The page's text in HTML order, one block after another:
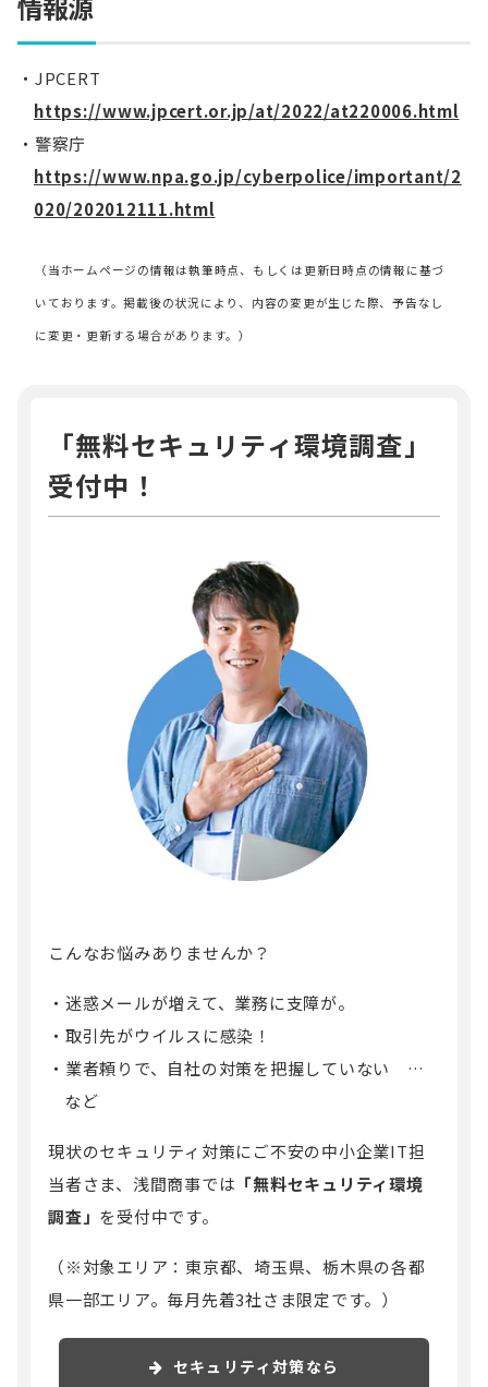
JPCERT
https://www.jpcert.or.jp/at/2022/at220006.html
警察庁
https://www.npa.go.jp/cyberpolice/important/2
020/202012111.html
（当ホームページの情報は執筆時点、もしくは更新日時点の情報に基づ
いております。掲載後の状況により、内容の変更が生じた際、予告なし
に変更・更新する場合があります。）
「無料セキュリティ環境調査」
受付中！
こんなお悩みありませんか？
迷惑メールが増えて、業務に支障が。
取引先がウイルスに感染！
業者頼りで、自社の対策を把握していない …
など
現状のセキュリティ対策にご不安の中小企業IT担
当者さま、浅間商事では 「無料セキュリティ環境
調査」 を受付中です。
（※対象エリア：東京都、埼玉県、栃木県の各都
県一部エリア。毎月先着3社さま限定です。）
セキュリティ対策なら